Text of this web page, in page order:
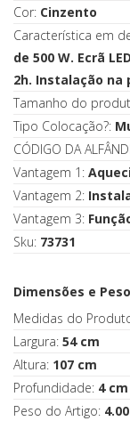
Cor: Cinzento
Característica em
de 500 W. Ecrã
2h. Instalação na
Tamanho do
Tipo Colocação?:
CÓDIGO DA
Vantagem 1:
Vantagem 2:
Vantagem 3:
Sku: 73731
Dimensões e Peso
Medidas do
Largura: 54 cm
Altura: 107 cm
Profundidade: 4 cm
Peso do Artigo: